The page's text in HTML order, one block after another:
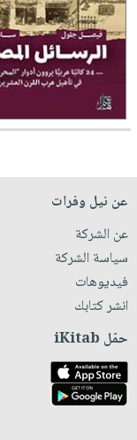
عن نيل وفرات
عن الشركة
سياسة الشركة
فيديوهات
انشر كتابك
حمّل iKitab